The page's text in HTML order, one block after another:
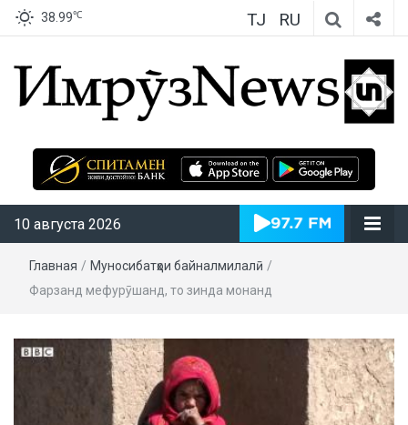
38.99℃ TJ RU
ИмрӯзNews
10 августа 2026
Главная / Муносибатҳои байналмилалӣ /
Фарзанд мефурӯшанд, то зинда монанд